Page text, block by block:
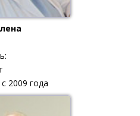
2009 года